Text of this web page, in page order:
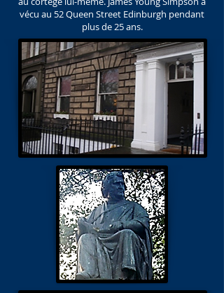
vécu au 52 Queen Street Edinburgh pendant
plus de 25 ans.